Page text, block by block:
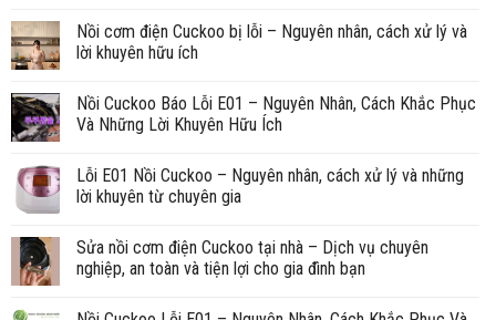
Nồi cơm điện Cuckoo bị lỗi – Nguyên nhân, cách xử lý và
lời khuyên hữu ích
Nồi Cuckoo Báo Lỗi E01 – Nguyên Nhân, Cách Khắc Phục
Và Những Lời Khuyên Hữu Ích
Lỗi E01 Nồi Cuckoo – Nguyên nhân, cách xử lý và những
lời khuyên từ chuyên gia
Sửa nồi cơm điện Cuckoo tại nhà – Dịch vụ chuyên
nghiệp, an toàn và tiện lợi cho gia đình bạn